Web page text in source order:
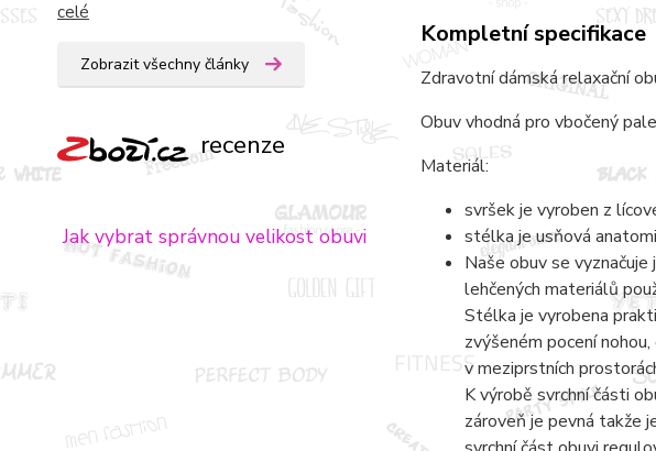
celé
Zobrazit všechny články
recenze
Jak vybrat správnou velikost obuvi
Kompletní specifikace
Zdravotní dámská relaxační
Obuv vhodná pro vbočený
Materiál:
svršek je vyroben z
stélka je usňová
Naše obuv se
lehčených materiálů
Stélka je vyrobena
zvýšeném pocení
v meziprstních
K výrobě svrchní části
zároveň je pevná takže